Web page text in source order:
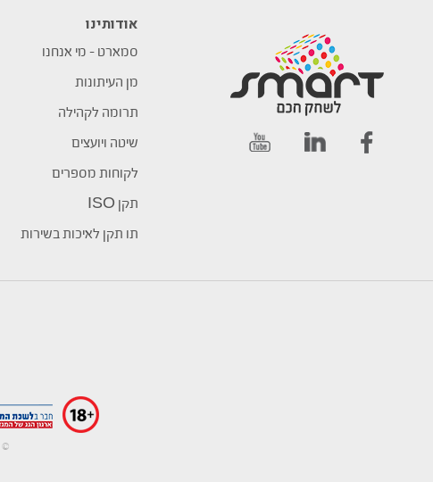
אודותינו
סמארט – מי אנחנו
מן העיתונות
תרומה לקהילה
שיטה ויועצים
לקוחות מספרים
תקן ISO
תו תקן לאיכות בשירות
©